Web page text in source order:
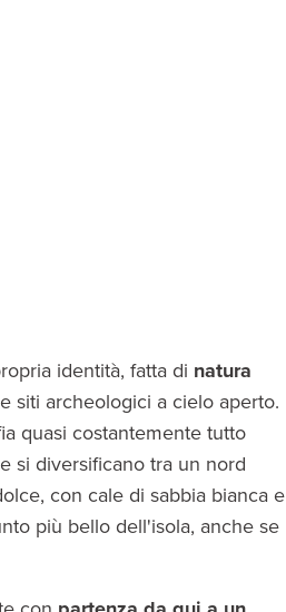
identità, fatta di natura
siti archeologici a cielo aperto.
quasi costantemente tutto
si diversificano tra un nord
con cale di sabbia bianca e
più bello dell'isola, anche se